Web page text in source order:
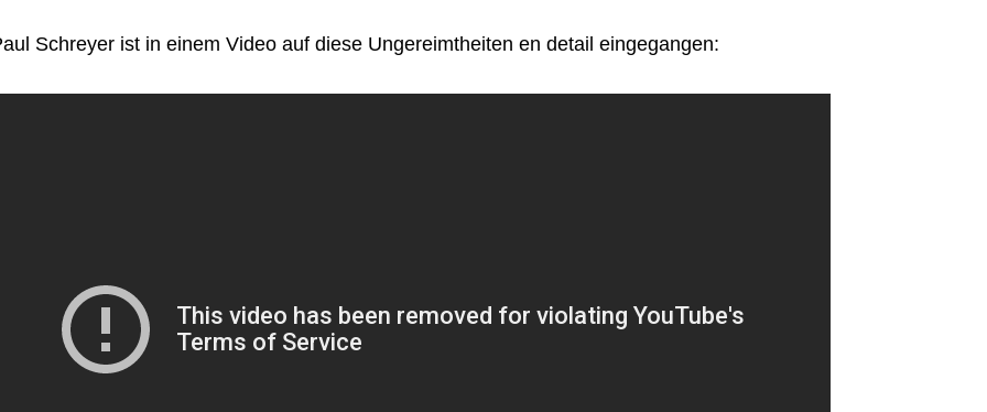
Schreyer ist in einem Video auf diese Ungereimtheiten en detail eingegangen: